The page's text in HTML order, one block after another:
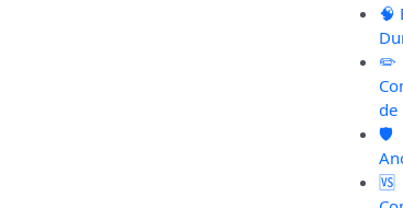
🧠
✏️
de
🛡️
🆚